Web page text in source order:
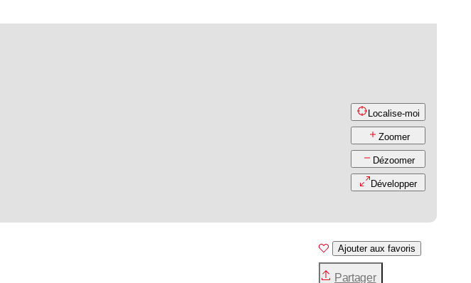
Localise-moi
Zoomer
Dézoomer
Développer
Ajouter aux favoris
Partager